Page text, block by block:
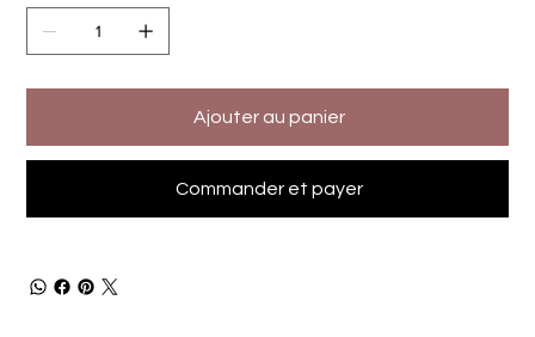
Ajouter au panier
Commander et payer